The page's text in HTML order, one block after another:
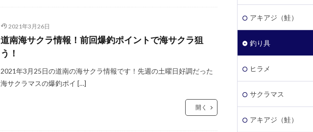
2021年3月26日
道南海サクラ情報！前回爆釣ポイントで海サクラ狙
う！
2021年3月25日の道南の海サクラ情報です！先週の土曜日好調だった
海サクラマスの爆釣ポイ […]
開く
アキアジ（鮭）
釣り具
ヒラメ
サクラマス
アキアジ（鮭）